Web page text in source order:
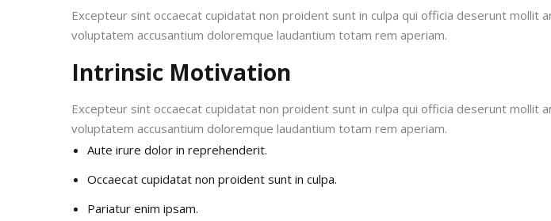
Excepteur sint occaecat cupidatat non proident sunt in culpa qui officia deserunt
voluptatem accusantium doloremque laudantium totam rem aperiam.
Intrinsic Motivation
Excepteur sint occaecat cupidatat non proident sunt in culpa qui officia deserunt
voluptatem accusantium doloremque laudantium totam rem aperiam.
Aute irure dolor in reprehenderit.
Occaecat cupidatat non proident sunt in culpa.
Pariatur enim ipsam.